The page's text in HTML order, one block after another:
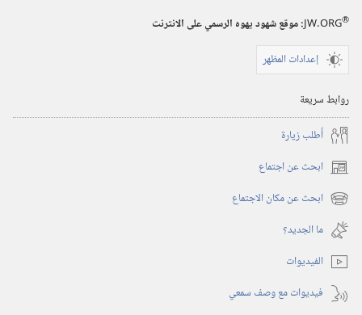
JW.ORG®
:‏ موقع شهود يهوه الرسمي على الانترنت
إعدادات المظهر
روابط سريعة
أُطلب زيارة
ابحث عن اجتماع (يفتح
نافذة ابحث عن مكان الاجتماع (يفتح
نافذة
جديدة)
ما الجديد؟‏
الفيديوات
فيديوات مع وصف سمعي